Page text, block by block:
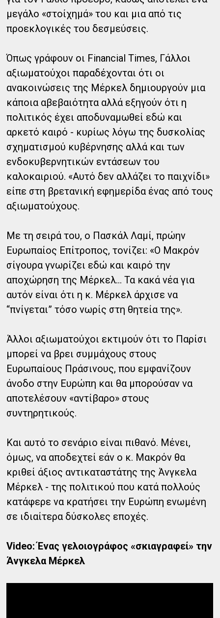
μεγάλο «στοίχημά» του και μια από τις
προεκλογικές του δεσμεύσεις.
Όπως γράφουν οι Financial Times, Γάλλοι
αξιωματούχοι παραδέχονται ότι οι
ανακοινώσεις της Μέρκελ δημιουργούν μια
κάποια αβεβαιότητα αλλά εξηγούν ότι η
πολιτικός έχει αποδυναμωθεί εδώ και
αρκετό καιρό - κυρίως λόγω της δυσκολίας
σχηματισμού κυβέρνησης αλλά και των
ενδοκυβερνητικών εντάσεων του
καλοκαιριού. «Αυτό δεν αλλάζει το παιχνίδι»
είπε στη βρετανική εφημερίδα ένας από τους
αξιωματούχους.
Με τη σειρά του, ο Πασκάλ Λαμί, πρώην
Ευρωπαίος Επίτροπος, τονίζει: «Ο Μακρόν
σίγουρα γνωρίζει εδώ και καιρό την
αποχώρηση της Μέρκελ… Τα κακά νέα για
αυτόν είναι ότι η κ. Μέρκελ άρχισε να
“πνίγεται” τόσο νωρίς στη θητεία της».
Άλλοι αξιωματούχοι εκτιμούν ότι το Παρίσι
μπορεί να βρει συμμάχους στους
Ευρωπαίους Πράσινους, που εμφανίζουν
άνοδο στην Ευρώπη και θα μπορούσαν να
αποτελέσουν «αντίβαρο» στους
συντηρητικούς.
Και αυτό το σενάριο είναι πιθανό. Μένει,
όμως, να αποδεχτεί εάν ο κ. Μακρόν θα
κριθεί άξιος αντικαταστάτης της Άνγκελα
Μέρκελ - της πολιτικού που κατά πολλούς
κατάφερε να κρατήσει την Ευρώπη ενωμένη
σε ιδιαίτερα δύσκολες εποχές.
Video: Ένας γελοιογράφος «σκιαγραφεί» την
Άνγκελα Μέρκελ